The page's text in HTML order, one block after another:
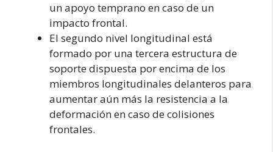
un apoyo temprano en caso de un
impacto frontal.
El segundo nivel longitudinal está
formado por una tercera estructura de
soporte dispuesta por encima de los
miembros longitudinales delanteros para
aumentar aún más la resistencia a la
deformación en caso de colisiones
frontales.